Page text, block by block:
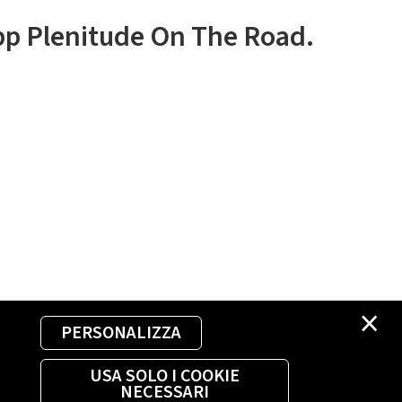
×
PERSONALIZZA
USA SOLO I COOKIE
NECESSARI
Plenitude On The Road.